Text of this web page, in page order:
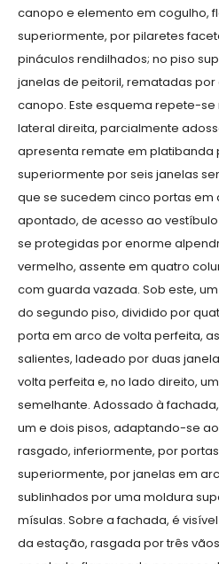
canopo e elemento em cogulho,
superiormente, por pilaretes
pináculos rendilhados; no piso
janelas de peitoril, rematadas
canopo. Este esquema repete-
lateral direita, parcialmente
apresenta remate em platibanda
superiormente por seis janelas
que se sucedem cinco portas em
apontado, de acesso ao
se protegidas por enorme
vermelho, assente em quatro
com guarda vazada. Sob este,
do segundo piso, dividido por
porta em arco de volta perfeita,
salientes, ladeado por duas
volta perfeita e, no lado direito,
semelhante. Adossado à
um e dois pisos, adaptando-se
rasgado, inferiormente, por
superiormente, por janelas em
sublinhados por uma moldura
mísulas. Sobre a fachada, é
da estação, rasgada por três